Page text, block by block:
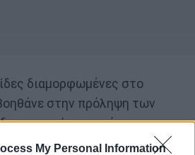
My Personal Information
διαμορφωμένες στο
στην πρόληψη των
από
του αυτιού στον αέρα και στο